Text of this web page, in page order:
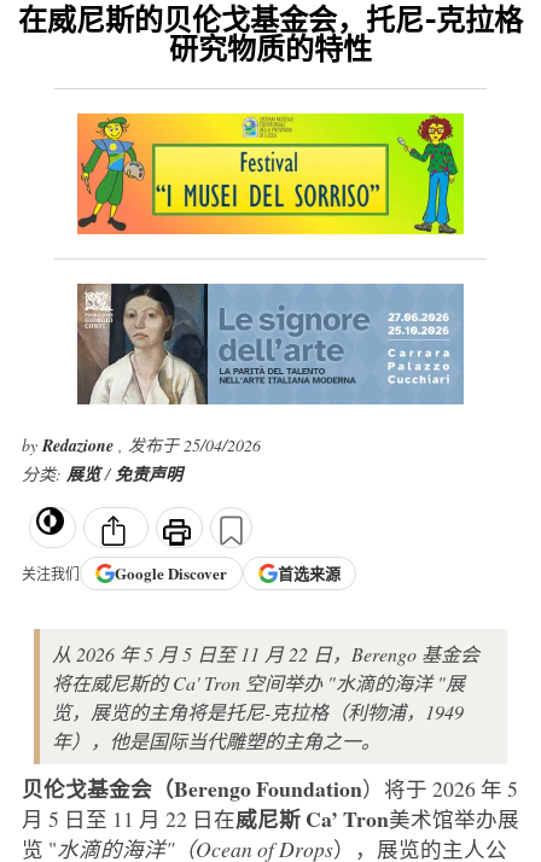
在威尼斯的贝伦戈基金会，托尼-克拉格
研究物质的特性
byRedazione , 发布于 25/04/2026
分类: 展览/免责声明
关注我们 GoogleDiscover 首选来源
从 2026 年 5 月 5 日至 11 月 22 日，Berengo 基金会
将在威尼斯的 Ca' Tron 空间举办 "水滴的海洋 "展
览，展览的主角将是托尼-克拉格（利物浦，1949
年），他是国际当代雕塑的主角之一。
贝伦戈基金会（Berengo Foundation）将于 2026 年 5
月 5 日至 11 月 22 日在威尼斯Ca’ Tron美术馆举办展
览 "水滴的海洋"（Ocean of Drops），展览的主人公